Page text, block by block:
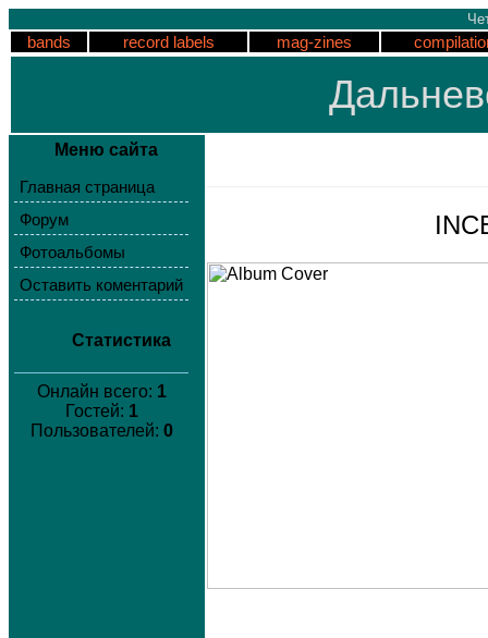
bands record labels mag-zines
Меню сайта
Главная страница
Форум
Фотоальбомы
Оставить коментарий
Статистика
Онлайн всего: 1
Гостей: 1
Пользователей: 0